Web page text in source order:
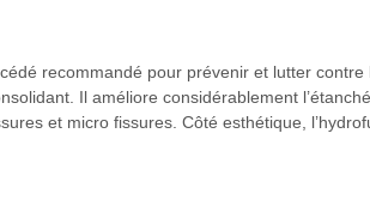
recommandé pour prévenir et lutter
Il améliore considérablement
et micro fissures. Côté esthétique,